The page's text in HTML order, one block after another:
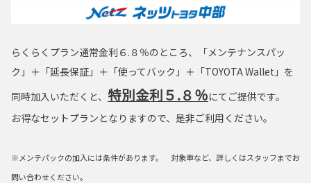
らくらくプラン通常金利６.８％のところ、「メンテナンスパッ
ク」＋「延長保証」＋「使ってバック」＋「TOYOTA Wallet」を
同時加入いただくと、 特別金利５.８％にてご提供です。
お得なセットプランとなりますので、是非ご利用ください。
※メンテパックの加入には条件があります。 対象車など、詳しくはスタッフまでお
問い合わせください。